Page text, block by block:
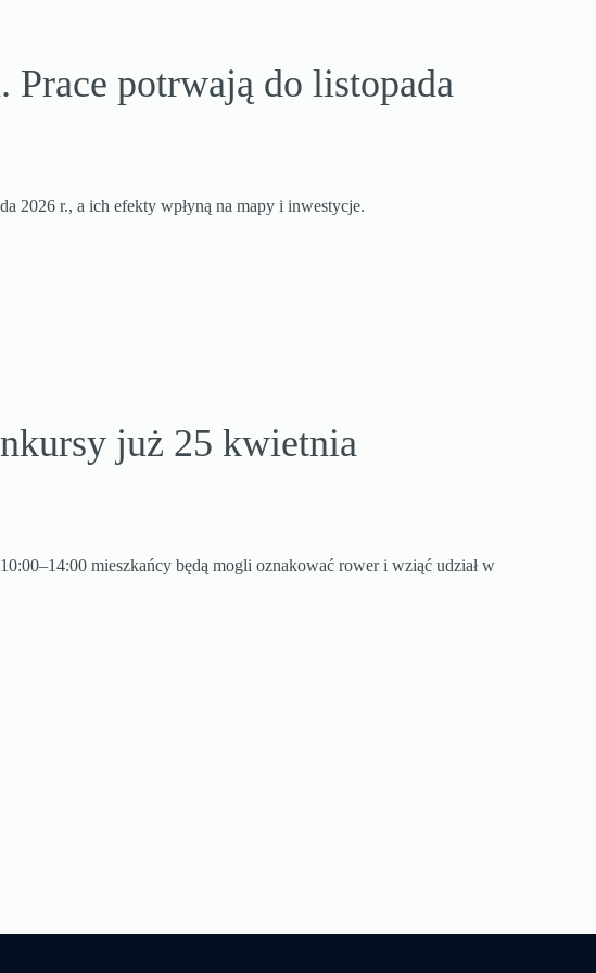
potrwają do listopada
2026 r., a ich efekty wpłyną na mapy i inwestycje.
już 25 kwietnia
mieszkańcy będą mogli oznakować rower i wziąć udział w